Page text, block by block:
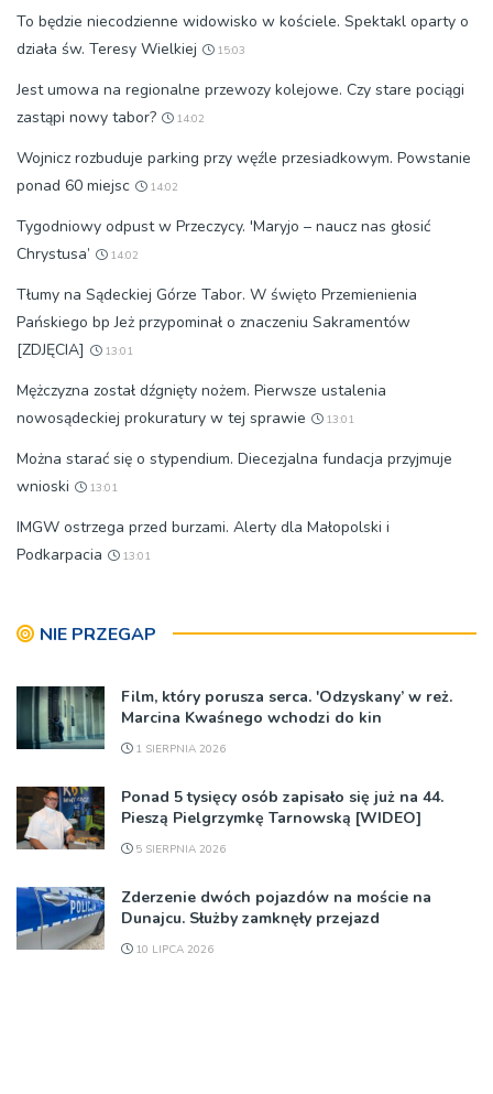
To będzie niecodzienne widowisko w kościele. Spektakl oparty o
działa św. Teresy Wielkiej
15:03
Jest umowa na regionalne przewozy kolejowe. Czy stare pociągi
zastąpi nowy tabor?
14:02
Wojnicz rozbuduje parking przy węźle przesiadkowym. Powstanie
ponad 60 miejsc
14:02
Tygodniowy odpust w Przeczycy. 'Maryjo – naucz nas głosić
Chrystusa’
14:02
Tłumy na Sądeckiej Górze Tabor. W święto Przemienienia
Pańskiego bp Jeż przypominał o znaczeniu Sakramentów
[ZDJĘCIA]
13:01
Mężczyzna został dźgnięty nożem. Pierwsze ustalenia
nowosądeckiej prokuratury w tej sprawie
13:01
Można starać się o stypendium. Diecezjalna fundacja przyjmuje
wnioski
13:01
IMGW ostrzega przed burzami. Alerty dla Małopolski i
Podkarpacia
13:01
NIE PRZEGAP
Film, który porusza serca. 'Odzyskany’ w reż.
Marcina Kwaśnego wchodzi do kin
1 SIERPNIA 2026
Ponad 5 tysięcy osób zapisało się już na 44.
Pieszą Pielgrzymkę Tarnowską [WIDEO]
5 SIERPNIA 2026
Zderzenie dwóch pojazdów na moście na
Dunajcu. Służby zamknęły przejazd
10 LIPCA 2026